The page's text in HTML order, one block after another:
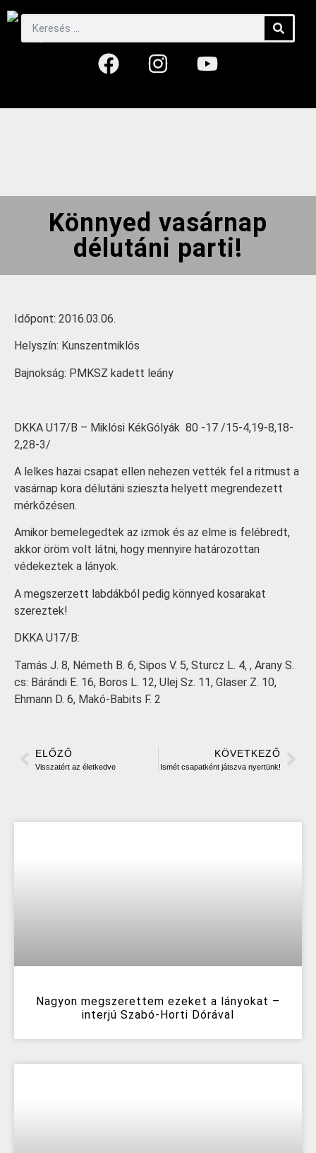
Könnyed vasárnap
délutáni parti!
Időpont: 2016.03.06.
Helyszín: Kunszentmiklós
Bajnokság: PMKSZ kadett leány
DKKA U17/B – Miklósi KékGólyák 80 -17 /15-4,19-8,18-
2,28-3/
A lelkes hazai csapat ellen nehezen vették fel a ritmust a
vasárnap kora délutáni szieszta helyett megrendezett
mérkőzésen.
Amikor bemelegedtek az izmok és az elme is felébredt,
akkor öröm volt látni, hogy mennyire határozottan
védekeztek a lányok.
A megszerzett labdákból pedig könnyed kosarakat
szereztek!
DKKA U17/B:
Tamás J. 8, Németh B. 6, Sipos V. 5, Sturcz L. 4, , Arany S.
cs: Bárándi E. 16, Boros L. 12, Ulej Sz. 11, Glaser Z. 10,
Ehmann D. 6, Makó-Babits F. 2
ELŐZŐ
Visszatért az életkedve
KÖVETKEZŐ
Ismét csapatként játszva nyertünk!
Nagyon megszerettem ezeket a lányokat –
interjú Szabó-Horti Dórával